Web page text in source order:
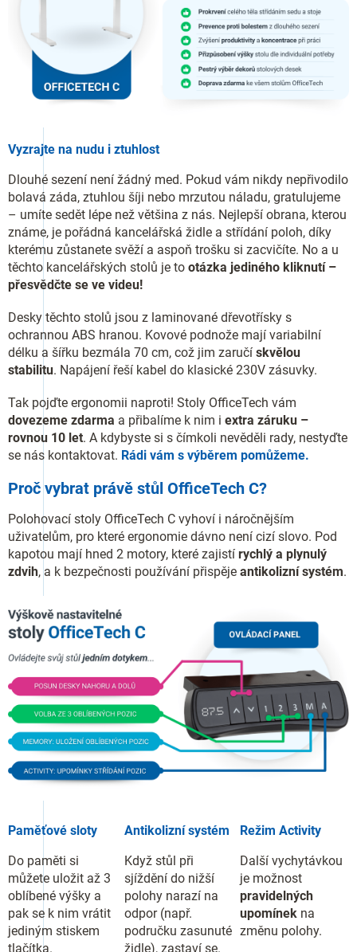
Vyzrajte na nudu i ztuhlost
Dlouhé sezení není žádný med. Pokud vám nikdy nepřivodilo
bolavá záda, ztuhlou šíji nebo mrzutou náladu, gratulujeme
– umíte sedět lépe než většina z nás. Nejlepší obrana, kterou
známe, je pořádná kancelářská židle a střídání poloh, díky
kterému zůstanete svěží a aspoň trošku si zacvičíte. No a u
těchto kancelářských stolů je to otázka jediného kliknutí –
přesvědčte se ve videu!
Desky těchto stolů jsou z laminované dřevotřísky s
ochrannou ABS hranou. Kovové podnože mají variabilní
délku a šířku bezmála 70 cm, což jim zaručí skvělou
stabilitu. Napájení řeší kabel do klasické 230V zásuvky.
Tak pojďte ergonomii naproti! Stoly OfficeTech vám
dovezeme zdarma a přibalíme k nim i extra záruku –
rovnou 10 let. A kdybyste si s čímkoli nevěděli rady, nestyďte
se nás kontaktovat. Rádi vám s výběrem pomůžeme.
Proč vybrat právě stůl OfficeTech C?
Polohovací stoly OfficeTech C vyhoví i náročnějším
uživatelům, pro které ergonomie dávno není cizí slovo. Pod
kapotou mají hned 2 motory, které zajistí rychlý a plynulý
zdvih, a k bezpečnosti používání přispěje antikolizní systém.
Paměťové sloty
Do paměti si
můžete uložit až 3
oblíbené výšky a
pak se k nim vrátit
jediným stiskem
tlačítka.
Antikolizní systém
Když stůl při
sjíždění do nižší
polohy narazí na
odpor (např.
područku zasunuté
židle), zastaví se.
Režim Activity
Další vychytávkou
je možnost
pravidelných
upomínek na
změnu polohy.